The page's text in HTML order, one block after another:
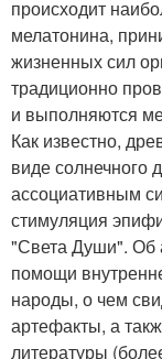
происходит
мелатонина,
жизненных сил
традиционно
и выполняются
Как известно,
виде солнечного
ассоциативным
стимуляция
"Света Души". Об
помощи
народы, о чем
артефакты, а
литературы